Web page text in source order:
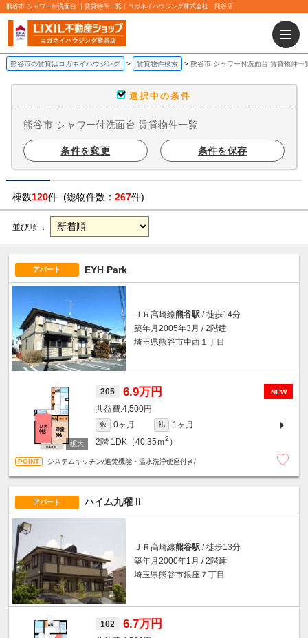
熊谷市 シャワー付洗面台 ｜賃貸物件一覧｜コガネイハウジング株式会社 熊谷店
熊谷市の賃貸はコガネイハウジング 賃貸物件検索 熊谷市 シャワー付洗面台 賃貸物件一
選択中の条件
熊谷市 シャワー付洗面台 賃貸物件一覧
条件を変更 条件を保存
棟数120件 (総物件数： 267件)
並び順 ：
アパート EYH Park
ＪＲ高崎線熊谷駅 / 徒歩14分
築年月2005年3月 / 2階建
埼玉県熊谷市中西１丁目
NEW
205 6.9万円
4,500円
敷 0ヶ月 礼
1ヶ月
2階 1DK（40.35ｍ2 ）
システムキッチン/追焚機能・温水洗浄便座付き/
アパート ハイム九曜 II
ＪＲ高崎線熊谷駅 / 徒歩13分
築年月2000年1月 / 2階建
埼玉県熊谷市銀座７丁目
102 6.7万円